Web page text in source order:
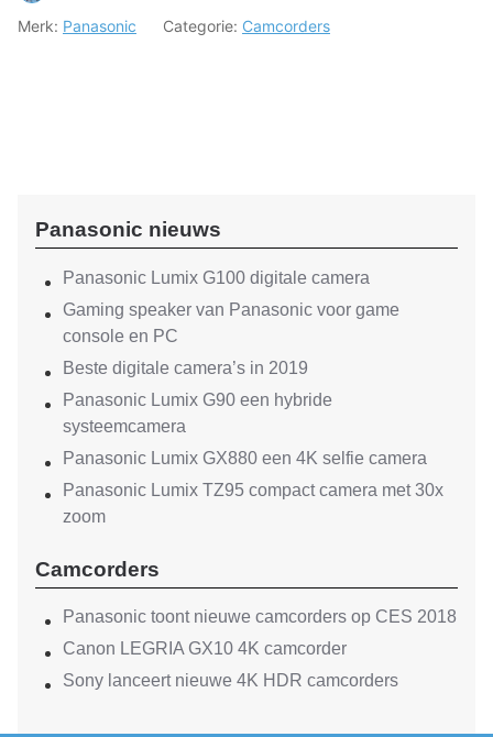
Merk: Panasonic Categorie: Camcorders
Panasonic nieuws
Panasonic Lumix G100 digitale camera
Gaming speaker van Panasonic voor game
console en PC
Beste digitale camera’s in 2019
Panasonic Lumix G90 een hybride
systeemcamera
Panasonic Lumix GX880 een 4K selfie camera
Panasonic Lumix TZ95 compact camera met 30x
zoom
Camcorders
Panasonic toont nieuwe camcorders op CES 2018
Canon LEGRIA GX10 4K camcorder
Sony lanceert nieuwe 4K HDR camcorders